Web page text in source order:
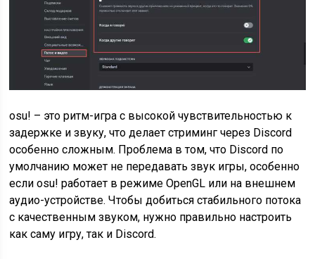
osu! – это ритм-игра с высокой чувствительностью к
задержке и звуку, что делает стриминг через Discord
особенно сложным. Проблема в том, что Discord по
умолчанию может не передавать звук игры, особенно
если osu! работает в режиме OpenGL или на внешнем
аудио-устройстве. Чтобы добиться стабильного потока
с качественным звуком, нужно правильно настроить
как саму игру, так и Discord.